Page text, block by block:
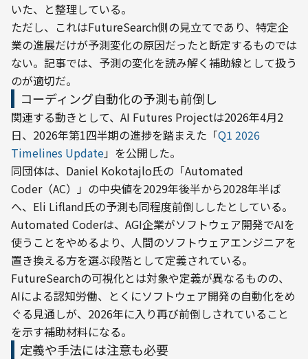
いた、と整理している。
ただし、これはFutureSearch側の見立てであり、特定企
業の進展だけが予測変化の原因だったと断定するものでは
ない。記事では、予測の変化を読み解く補助線として扱う
のが適切だ。
コーディング自動化の予測も前倒し
関連する動きとして、AI Futures Projectは2026年4月2
日、2026年第1四半期の進捗を踏まえた「Q1 2026
Timelines Update」を公開した。
同団体は、Daniel Kokotajlo氏の「Automated
Coder（AC）」の中央値を2029年後半から2028年半ば
へ、Eli Lifland氏の予測も同程度前倒ししたとしている。
Automated Coderは、AGI企業がソフトウェア開発でAIを
使うことをやめるより、人間のソフトウェアエンジニアを
置き換える方を選ぶ段階として定義されている。
FutureSearchの可視化とは対象や定義が異なるものの、
AIによる認知労働、とくにソフトウェア開発の自動化をめ
ぐる見通しが、2026年に入り再び前倒しされていること
を示す補助材料になる。
定義や手法には注意も必要